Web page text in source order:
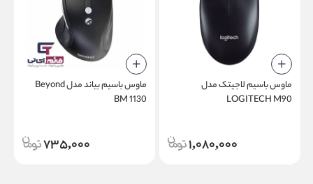
ماوس باسیم لاجیتک مدل
LOGITECH M90
1,080,000
ماوس باسیم بیاند مدل Beyond
BM 1130
735,000